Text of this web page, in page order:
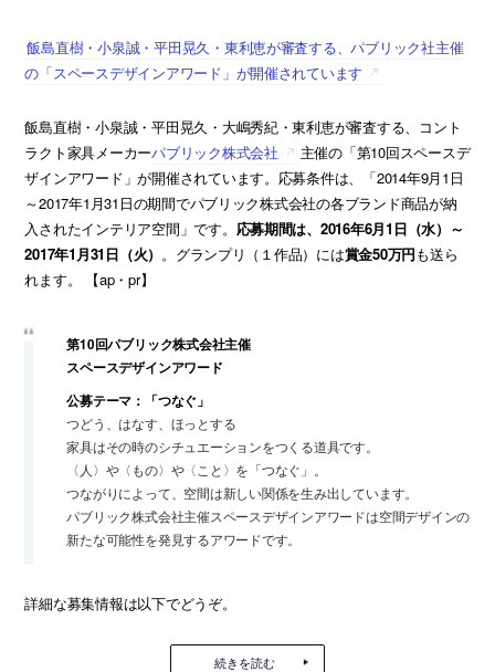
飯島直樹・小泉誠・平田晃久・東利恵が審査する、パブリック社主催
の「スペースデザインアワード」が開催されています
飯島直樹・小泉誠・平田晃久・大嶋秀紀・東利恵が審査する、コント
ラクト家具メーカーパブリック株式会社
主催の「第10回スペースデ
ザインアワード」が開催されています。応募条件は、「2014年9月1日
～2017年1月31日の期間でパブリック株式会社の各ブランド商品が納
入されたインテリア空間」です。 応募期間は、2016年6月1日（水）～
2017年1月31日（火） 。グランプリ（１作品）には賞金50万円も送ら
れます。 【ap・pr】
第10回パブリック株式会社主催
スペースデザインアワード
公募テーマ：「つなぐ」
つどう、はなす、ほっとする
家具はその時のシチュエーションをつくる道具です。
〈人〉や〈もの〉や〈こと〉を「つなぐ」。
つながりによって、空間は新しい関係を生み出しています。
パブリック株式会社主催スペースデザインアワードは空間デザインの
新たな可能性を発見するアワードです。
詳細な募集情報は以下でどうぞ。
続きを読む